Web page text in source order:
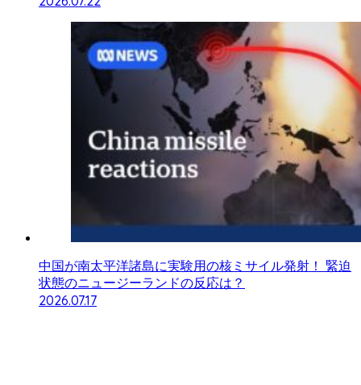
中国が南太平洋諸島に実験用の核ミサイル発射！ 緊迫
状態のニュージーランドの反応は？
2026.07.17